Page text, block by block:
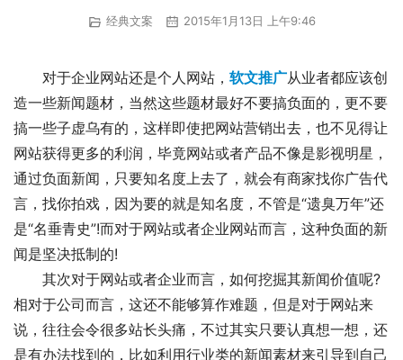
经典文案 2015年1月13日 上午9:46
对于企业网站还是个人网站， 软文推广从业者都应该创
造一些新闻题材，当然这些题材最好不要搞负面的，更不要
搞一些子虚乌有的，这样即使把网站营销出去，也不见得让
网站获得更多的利润，毕竟网站或者产品不像是影视明星，
通过负面新闻，只要知名度上去了，就会有商家找你广告代
言，找你拍戏，因为要的就是知名度，不管是“遗臭万年”还
是“名垂青史”!而对于网站或者企业网站而言，这种负面的新
闻是坚决抵制的!
其次对于网站或者企业而言，如何挖掘其新闻价值呢?
相对于公司而言，这还不能够算作难题，但是对于网站来
说，往往会令很多站长头痛，不过其实只要认真想一想，还
是有办法找到的，比如利用行业类的新闻素材来引导到自己